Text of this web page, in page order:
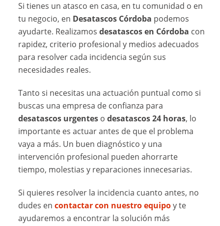
Si tienes un atasco en casa, en tu comunidad o en
tu negocio, en Desatascos Córdoba podemos
ayudarte. Realizamosdesatascos en Córdoba con
rapidez, criterio profesional y medios adecuados
para resolver cada incidencia según sus
necesidades reales.
Tanto si necesitas una actuación puntual como si
buscas una empresa de confianza para
desatascos urgentes odesatascos 24 horas, lo
importante es actuar antes de que el problema
vaya a más. Un buen diagnóstico y una
intervención profesional pueden ahorrarte
tiempo, molestias y reparaciones innecesarias.
Si quieres resolver la incidencia cuanto antes, no
dudes encontactar con nuestro equipoy te
ayudaremos a encontrar la solución más